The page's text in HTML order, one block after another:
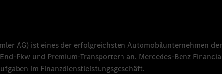
AG) ist eines der erfolgreichsten Automobilunternehmen
Pkw und Premium-Transportern an. Mercedes-Benz
im Finanzdienstleistungsgeschäft.